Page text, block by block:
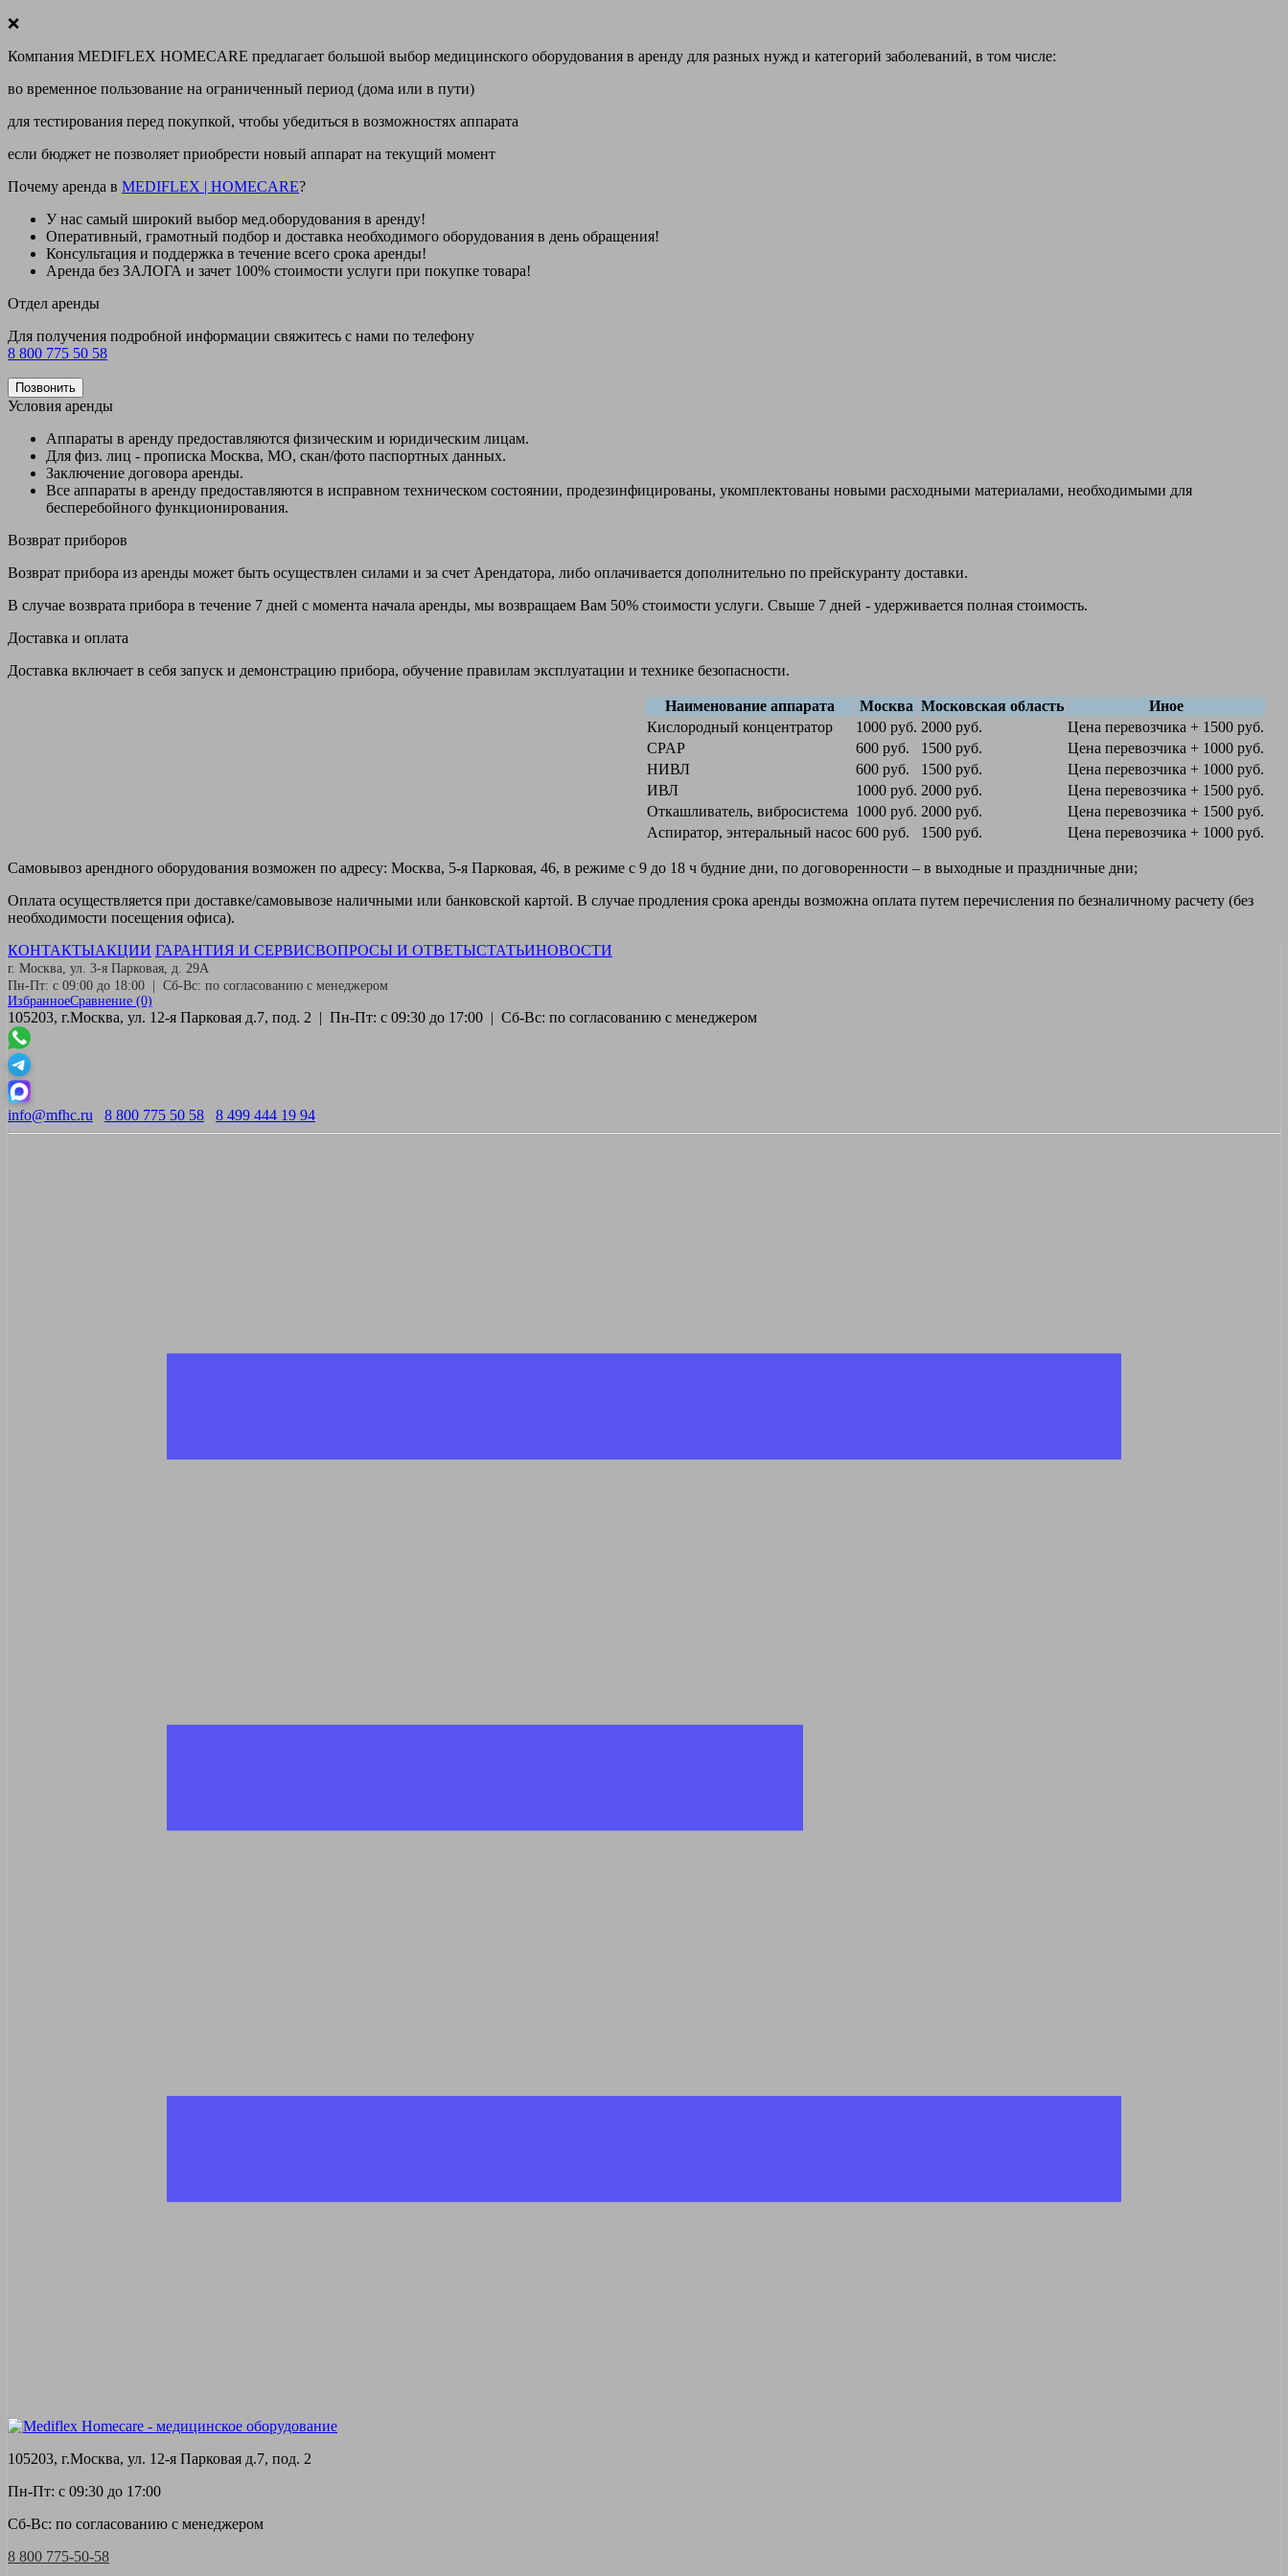
❌
Компания MEDIFLEX HOMECARE предлагает большой выбор медицинского оборудования в аренду для разных нужд и категорий заболеваний, в том числе:
во временное пользование на ограниченный период (дома или в пути)
для тестирования перед покупкой, чтобы убедиться в возможностях аппарата
если бюджет не позволяет приобрести новый аппарат на текущий момент
Почему аренда в MEDIFLEX | HOMECARE?
У нас самый широкий выбор мед.оборудования в аренду!
Оперативный, грамотный подбор и доставка необходимого оборудования в день обращения!
Консультация и поддержка в течение всего срока аренды!
Аренда без ЗАЛОГА и зачет 100% стоимости услуги при покупке товара!
Отдел аренды
Для получения подробной информации свяжитесь с нами по телефону
8 800 775 50 58
Позвонить
Условия аренды
Аппараты в аренду предоставляются физическим и юридическим лицам.
Для физ. лиц - прописка Москва, МО, скан/фото паспортных данных.
Заключение договора аренды.
Все аппараты в аренду предоставляются в исправном техническом состоянии, продезинфицированы, укомплектованы новыми расходными материалами, необходимыми для
бесперебойного функционирования.
Возврат приборов
Возврат прибора из аренды может быть осуществлен силами и за счет Арендатора, либо оплачивается дополнительно по прейскуранту доставки.
В случае возврата прибора в течение 7 дней с момента начала аренды, мы возвращаем Вам 50% стоимости услуги. Свыше 7 дней - удерживается полная стоимость.
Доставка и оплата
Доставка включает в себя запуск и демонстрацию прибора, обучение правилам эксплуатации и технике безопасности.
Наименование аппарата Москва Московская область
Иное
Кислородный концентратор
1000 руб. 2000 руб.
Цена перевозчика + 1500 руб.
CPAP
600 руб. 1500 руб.
Цена перевозчика + 1000 руб.
НИВЛ
600 руб. 1500 руб.
Цена перевозчика + 1000 руб.
ИВЛ
1000 руб. 2000 руб.
Цена перевозчика + 1500 руб.
Откашливатель, вибросистема 1000 руб. 2000 руб.
Цена перевозчика + 1500 руб.
Аспиратор, энтеральный насос 600 руб. 1500 руб. Цена перевозчика + 1000 руб.
Самовывоз арендного оборудования возможен по адресу: Москва, 5-я Парковая, 46, в режиме с 9 до 18 ч будние дни, по договоренности – в выходные и праздничные дни;
Оплата осуществляется при доставке/самовывозе наличными или банковской картой. В случае продления срока аренды возможна оплата путем перечисления по безналичному расчету (без
необходимости посещения офиса).
КОНТАКТЫАКЦИИ ГАРАНТИЯ И СЕРВИСВОПРОСЫ И ОТВЕТЫСТАТЬИНОВОСТИ
г. Москва, ул. 3-я Парковая, д. 29А
Пн-Пт: с 09:00 до 18:00 | Сб-Вс: по согласованию с менеджером
ИзбранноеСравнение (0)
105203, г.Москва, ул. 12-я Парковая д.7, под. 2 | Пн-Пт: с 09:30 до 17:00 | Сб-Вс: по согласованию с менеджером
info@mfhc.ru 8 800 775 50 58 8 499 444 19 94
105203, г.Москва, ул. 12-я Парковая д.7, под. 2
Пн-Пт: с 09:30 до 17:00
Сб-Вс: по согласованию с менеджером
8 800 775-50-58